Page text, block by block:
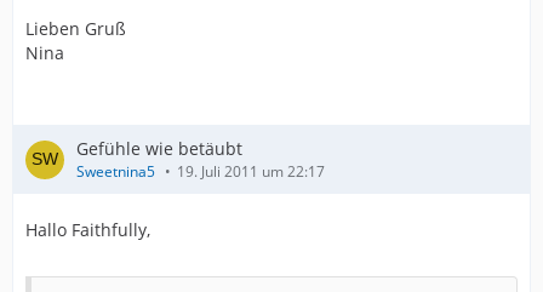
Lieben Gruß
Nina
Gefühle wie betäubt
Sweetnina5 19. Juli 2011 um 22:17
Hallo Faithfully,